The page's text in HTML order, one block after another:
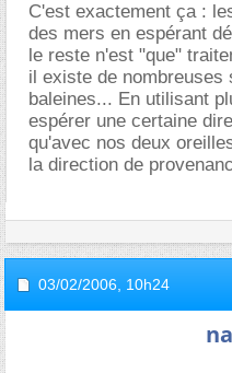
C'est exactement ça :
des mers en espérant
le reste n'est "que"
il existe de
baleines... En utilisant
espérer une certaine
qu'avec nos deux
la direction de
03/02/2006, 10h24